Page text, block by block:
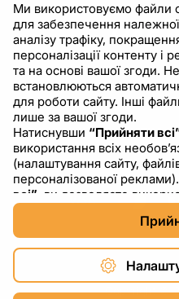
Copyright ©
UA
Ми використовуємо файли
для забезпечення
аналізу трафіку,
персоналізації контенту
та на основі вашої згоди.
встановлюються
для роботи сайту. Інші
лише за вашої згоди.
Натиснувши “Прийняти
використання всіх
(налаштування сайту,
персоналізованої
всі” , ви дозволяєте
файли cookie. Натиснувши
ви можете обрати, які
дозволити або
відкликати свою згоду у
посилання “Налаштування
сайту. Детальніше про